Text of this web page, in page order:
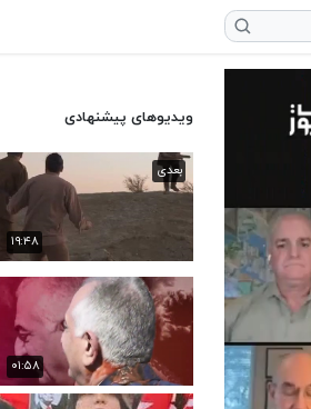
ویدیوهای پیشنهادی
۱۹:۴۸
بعدی
۰۱:۵۸